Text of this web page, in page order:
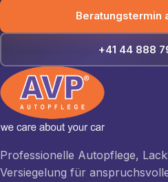
Beratungstermin
+41 44 888
Professionelle Autopflege,
Versiegelung für